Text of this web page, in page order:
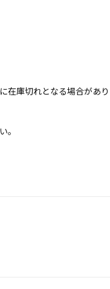
在庫切れとなる場合があ
。